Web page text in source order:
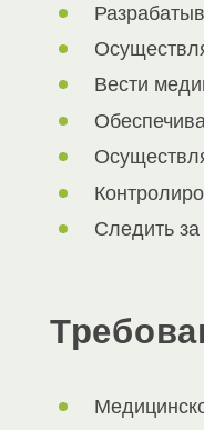
Вести
Следить